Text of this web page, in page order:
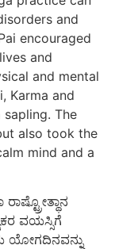
and
encouraged
and
and mental
Karma and
The
also took the
mind and a
ವಯಸ್ಸಿಗೆ
ಯೋಗದಿನವನ್ನು